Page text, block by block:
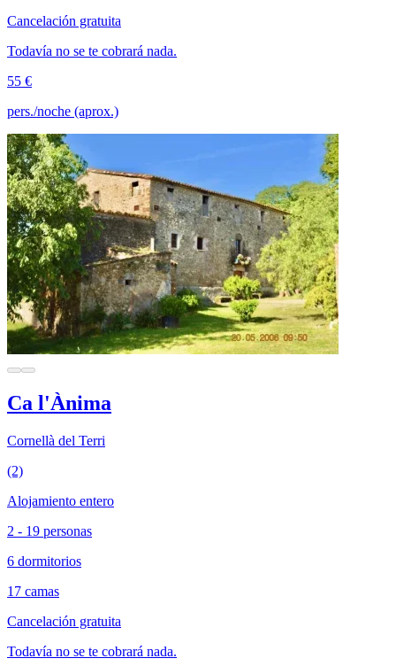
Cancelación gratuita
Todavía no se te cobrará nada.
55 €
pers./noche (aprox.)
Ca l'Ànima
Cornellà del Terri
(2)
Alojamiento entero
2 - 19 personas
6 dormitorios
17 camas
Cancelación gratuita
Todavía no se te cobrará nada.